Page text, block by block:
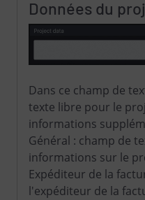
Données du
Dans ce champ de
texte libre pour le
informations
Général : champ de
informations sur le
Expéditeur de la
l'expéditeur de la